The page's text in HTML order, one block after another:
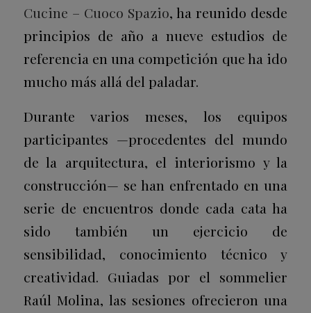
Cucine – Cuoco Spazio, ha reunido desde
principios de año a nueve estudios de
referencia en una competición que ha ido
mucho más allá del paladar.
Durante varios meses, los equipos
participantes —procedentes del mundo
de la arquitectura, el interiorismo y la
construcción— se han enfrentado en una
serie de encuentros donde cada cata ha
sido también un ejercicio de
sensibilidad, conocimiento técnico y
creatividad. Guiadas por el sommelier
Raúl Molina, las sesiones ofrecieron una